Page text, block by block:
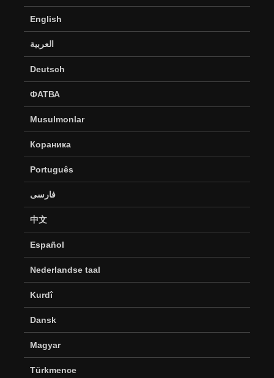
English
العربية
Deutsch
ФАТВА
Musulmonlar
Кораника
Português
فارسی
中文
Español
Nederlandse taal
Kurdî
Dansk
Magyar
Türkmence